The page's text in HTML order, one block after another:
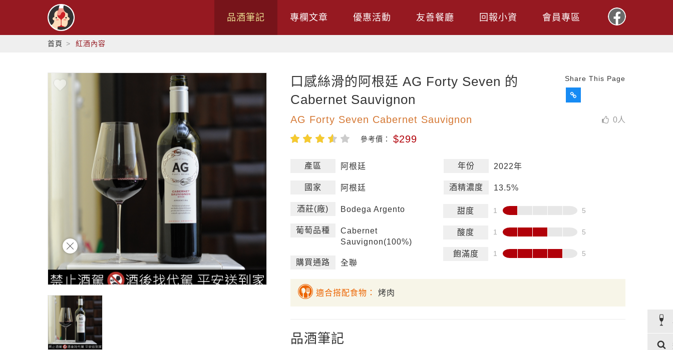
品酒筆記 專欄文章 優惠活動 友善餐廳 回報小資 會員專區
首頁 紅酒內容
Share This Page
0人
口感絲滑的阿根廷 AG Forty Seven 的
Cabernet Sauvignon
AG Forty Seven Cabernet Sauvignon
參考價： $299
產區 阿根廷
國家 阿根廷
酒莊(廠) Bodega Argento
葡萄品種
Cabernet
Sauvignon(100%)
購買通路 全聯
年份 2022年
酒精濃度 13.5%
甜度
酸度
飽滿度
適合搭配食物： 烤肉
品酒筆記